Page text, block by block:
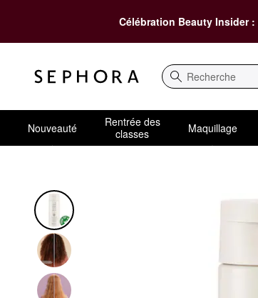
Célébration Beauty Insider :
Recherche
Nouveauté
Rentrée des
classes
Maquillage